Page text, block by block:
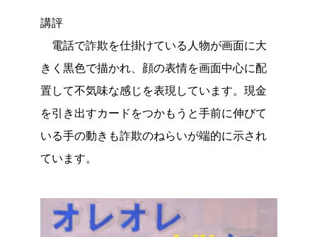
講評
電話で詐欺を仕掛けている人物が画面に大
きく黒色で描かれ、顔の表情を画面中心に配
置して不気味な感じを表現しています。現金
を引き出すカードをつかもうと手前に伸びて
いる手の動きも詐欺のねらいが端的に示され
ています。